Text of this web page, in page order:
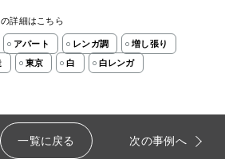
詳細はこちら
アパート レンガ調
増し張り
東京 白
白レンガ
一覧に戻る 次の事例へ